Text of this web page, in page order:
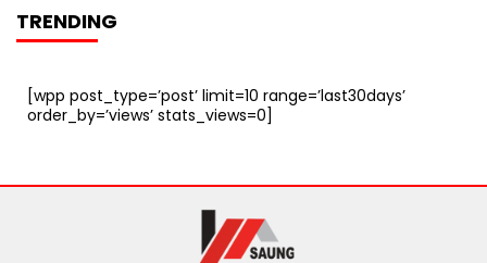
TRENDING
[wpp post_type=’post’ limit=10 range=’last30days’
order_by=’views’ stats_views=0]